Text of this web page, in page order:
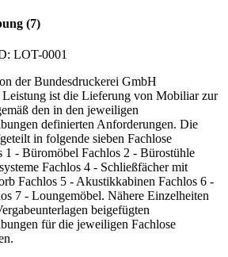
(7)
LOT-0001
der Bundesdruckerei GmbH
Leistung ist die Lieferung von Mobiliar zur
den in den jeweiligen
definierten Anforderungen. Die
in folgende sieben Fachlose
1 - Büromöbel Fachlos 2 - Bürostühle
Fachlos 4 - Schließfächer mit
Fachlos 5 - Akustikkabinen Fachlos 6 -
7 - Loungemöbel. Nähere Einzelheiten
beigefügten
für die jeweiligen Fachlose